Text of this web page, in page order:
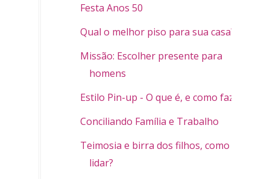
Festa Anos 50
Qual o melhor piso para sua casa?
Missão: Escolher presente para
homens
Estilo Pin-up - O que é, e como fazer
Conciliando Família e Trabalho
Teimosia e birra dos filhos, como
lidar?